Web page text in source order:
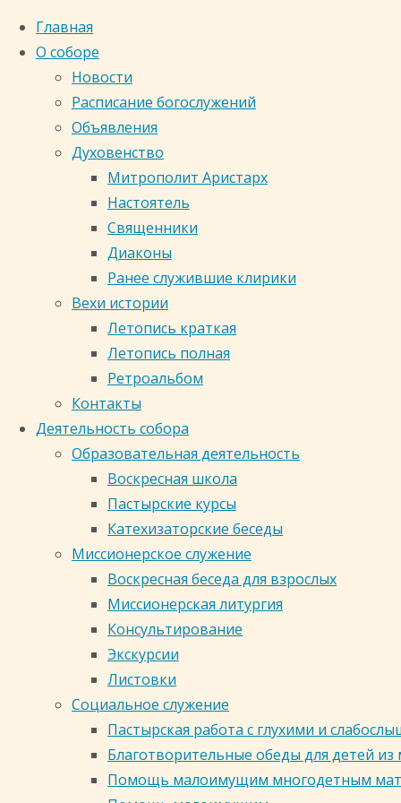
Главная
О соборе
Новости
Расписание богослужений
Объявления
Духовенство
Митрополит Аристарх
Настоятель
Священники
Диаконы
Ранее служившие клирики
Вехи истории
Летопись краткая
Летопись полная
Ретроальбом
Контакты
Деятельность собора
Образовательная деятельность
Воскресная школа
Пастырские курсы
Катехизаторские беседы
Миссионерское служение
Воскресная беседа для взрослых
Миссионерская литургия
Консультирование
Экскурсии
Листовки
Социальное служение
Пастырская работа с глухими и
Благотворительные обеды для детей
Помощь малоимущим многодетным
Главная
Катехизаторские
Катехизаторские
беседы
Кафедральный собор
в честь иконы Божией
Матери "Знамение" г.
Кемерово
Россия, Кемеровская область,
Кемерово, Центральный район,
Соборная улица, 24
zsoborkem@mail.ru 8 (3842) 35-71-
35, 35-71-51
Кузбасская митрополия